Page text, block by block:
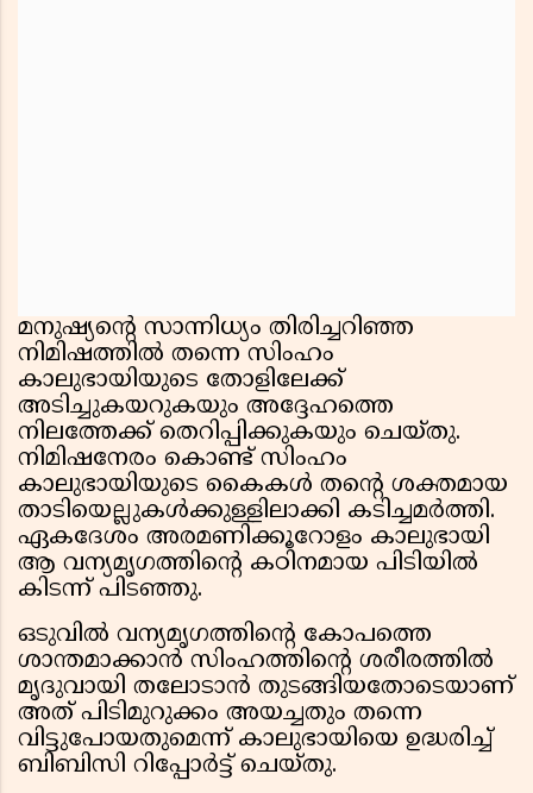
മനുഷ്യന്റെ സാന്നിധ്യം തിരിച്ചറിഞ്ഞ
നിമിഷത്തിൽ തന്നെ സിംഹം
കാലുഭായിയുടെ തോളിലേക്ക്
അടിച്ചുകയറുകയും അദ്ദേഹത്തെ
നിലത്തേക്ക് തെറിപ്പിക്കുകയും ചെയ്തു.
നിമിഷനേരം കൊണ്ട് സിംഹം
കാലുഭായിയുടെ കൈകൾ തന്റെ ശക്തമായ
താടിയെല്ലുകൾക്കുള്ളിലാക്കി കടിച്ചമർത്തി.
ഏകദേശം അരമണിക്കൂറോളം കാലുഭായി
ആ വന്യമൃഗത്തിന്റെ കഠിനമായ പിടിയിൽ
കിടന്ന് പിടഞ്ഞു.
ഒടുവിൽ വന്യമൃഗത്തിന്റെ കോപത്തെ
ശാന്തമാക്കാൻ സിംഹത്തിന്റെ ശരീരത്തിൽ
മൃദുവായി തലോടാൻ തുടങ്ങിയതോടെയാണ്
അത് പിടിമുറുക്കം അയച്ചതും തന്നെ
വിട്ടുപോയതുമെന്ന് കാലുഭായിയെ ഉദ്ധരിച്ച്
ബിബിസി റിപ്പോർട്ട്‌ ചെയ്തു.